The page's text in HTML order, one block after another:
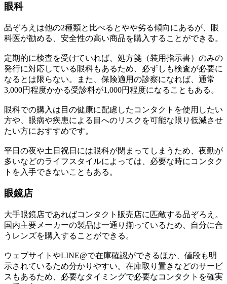
眼科
品ぞろえは他の2種類と比べるとやや劣る傾向にあるが、眼
科医が勧める、安全性の高い商品を購入することができる。
定期的に検査を受けていれば、処方箋（装用指示書）のみの
発行に対応している眼科もあるため、必ずしも検査が必要に
なるとは限らない。また、保険適用の診察になれば、通常
3,000円程度かかる受診料が1,000円程度になることもある。
眼科での購入は目の健康に配慮したコンタクトを使用したい
方や、眼病や疾患による目へのリスクを可能な限り低減させ
たい方におすすめです。
平日の夜や土日祝日には眼科が閉まってしまうため、夜勤が
多いなどのライフスタイルによっては、必要な時にコンタク
トを入手できないこともある。
眼鏡店
大手眼鏡店であればコンタクト販売店に匹敵する品ぞろえ。
国内主要メーカーの製品は一通り揃っているため、自分に合
うレンズを購入することができる。
ウェブサイトやLINE@で在庫確認ができるほか、値段も明
示されているため分かりやすい。在庫取り置きなどのサービ
スもあるため、必要なタイミングで必要なコンタクトを確実